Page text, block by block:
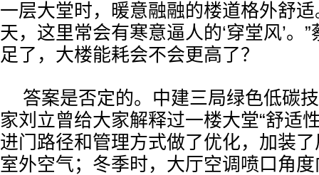
一层大堂时，暖意融融的楼道格外舒适
天，这里常会有寒意逼人的‘穿堂风’。
足了，大楼能耗会不会更高了？
答案是否定的。中建三局绿色低碳
家刘立曾给大家解释过一楼大堂“舒
进门路径和管理方式做了优化，加装
室外空气；冬季时，大厅空调喷口角